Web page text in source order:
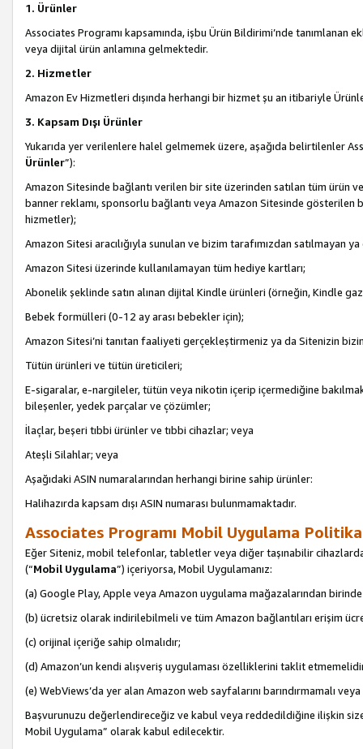
1. Ürünler
Associates Programı kapsamında, işbu Ürün Bildirimi’nde
veya dijital ürün anlamına gelmektedir.
2. Hizmetler
Amazon Ev Hizmetleri dışında herhangi bir hizmet şu an itibariyle
3. Kapsam Dışı Ürünler
Yukarıda yer verilenlere halel gelmemek üzere, aşağıda belirtilenler
Ürünler”):
Amazon Sitesinde bağlantı verilen bir site üzerinden satılan tüm ürün
banner reklamı, sponsorlu bağlantı veya Amazon Sitesinde gösterilen
hizmetler);
Amazon Sitesi aracılığıyla sunulan ve bizim tarafımızdan satılmayan
Amazon Sitesi üzerinde kullanılamayan tüm hediye kartları;
Abonelik şeklinde satın alınan dijital Kindle ürünleri (örneğin, Kindle
Bebek formülleri (0-12 ay arası bebekler için);
Amazon Sitesi’ni tanıtan faaliyeti gerçekleştirmeniz ya da Sitenizin
Tütün ürünleri ve tütün üreticileri;
E-sigaralar, e-nargileler, tütün veya nikotin içerip içermediğine
bileşenler, yedek parçalar ve çözümler;
İlaçlar, beşeri tıbbi ürünler ve tıbbi cihazlar; veya
Ateşli Silahlar; veya
Aşağıdaki ASIN numaralarından herhangi birine sahip ürünler:
Halihazırda kapsam dışı ASIN numarası bulunmamaktadır.
Associates Programı Mobil Uygulama
Eğer Siteniz, mobil telefonlar, tabletler veya diğer taşınabilir
(“Mobil Uygulama”) içeriyorsa, Mobil Uygulamanız:
(a) Google Play, Apple veya Amazon uygulama mağazalarından birinde
(b) ücretsiz olarak indirilebilmeli ve tüm Amazon bağlantıları erişim
(c) orijinal içeriğe sahip olmalıdır;
(d) Amazon’un kendi alışveriş uygulaması özelliklerini taklit
(e) WebViews’da yer alan Amazon web sayfalarını barındırmamalı
Başvurunuzu değerlendireceğiz ve kabul veya reddedildiğine ilişkin
Mobil Uygulama” olarak kabul edilecektir.